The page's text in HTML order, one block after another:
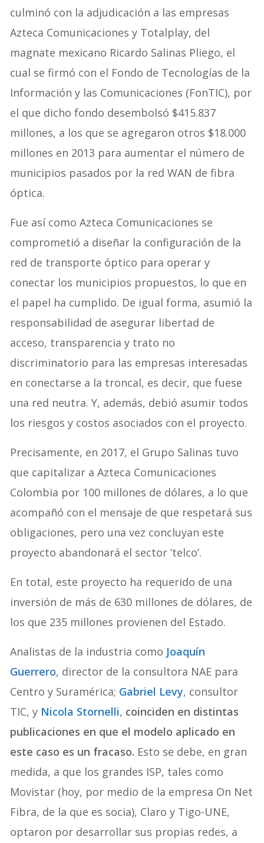
culminó con la adjudicación a las empresas
Azteca Comunicaciones y Totalplay, del
magnate mexicano Ricardo Salinas Pliego, el
cual se firmó con el Fondo de Tecnologías de la
Información y las Comunicaciones (FonTIC), por
el que dicho fondo desembolsó $415.837
millones, a los que se agregaron otros $18.000
millones en 2013 para aumentar el número de
municipios pasados por la red WAN de fibra
óptica.
Fue así como Azteca Comunicaciones se
comprometió a diseñar la configuración de la
red de transporte óptico para operar y
conectar los municipios propuestos, lo que en
el papel ha cumplido. De igual forma, asumió la
responsabilidad de asegurar libertad de
acceso, transparencia y trato no
discriminatorio para las empresas interesadas
en conectarse a la troncal, es decir, que fuese
una red neutra. Y, además, debió asumir todos
los riesgos y costos asociados con el proyecto.
Precisamente, en 2017, el Grupo Salinas tuvo
que capitalizar a Azteca Comunicaciones
Colombia por 100 millones de dólares, a lo que
acompañó con el mensaje de que respetará sus
obligaciones, pero una vez concluyan este
proyecto abandonará el sector ‘telco’.
En total, este proyecto ha requerido de una
inversión de más de 630 millones de dólares, de
los que 235 millones provienen del Estado.
Analistas de la industria como Joaquín
Guerrero, director de la consultora NAE para
Centro y Suramérica; Gabriel Levy, consultor
TIC, y Nicola Stornelli, coinciden en distintas
publicaciones en que el modelo aplicado en
este caso es un fracaso. Esto se debe, en gran
medida, a que los grandes ISP, tales como
Movistar (hoy, por medio de la empresa On Net
Fibra, de la que es socia), Claro y Tigo-UNE,
optaron por desarrollar sus propias redes, a